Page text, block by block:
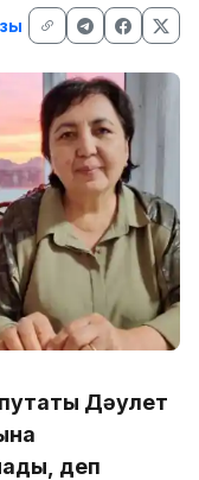
Дәулет
деп